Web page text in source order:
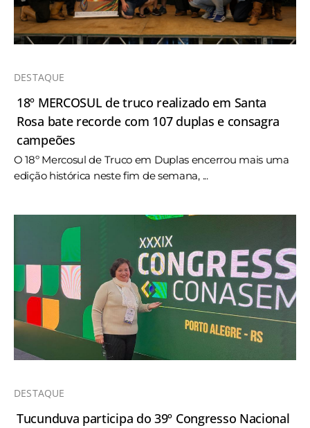
DESTAQUE
18º MERCOSUL de truco realizado em Santa
Rosa bate recorde com 107 duplas e consagra
campeões
O 18º Mercosul de Truco em Duplas encerrou mais uma
edição histórica neste fim de semana, ...
DESTAQUE
Tucunduva participa do 39º Congresso Nacional